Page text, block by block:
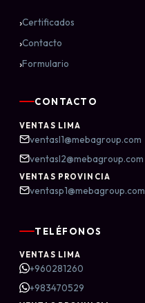
›Certificados
›Contacto
›Formulario
CONTACTO
VENTAS LIMA
ventasl1@mebagroup.com
ventasl2@mebagroup.com
VENTAS PROVINCIA
ventasp1@mebagroup.com
TELÉFONOS
VENTAS LIMA
+960281260
+983470529